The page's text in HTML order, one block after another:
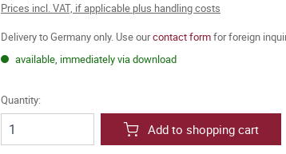
Prices incl. VAT, if applicable plus handling costs
Delivery to Germany only. Use ourcontact formfor foreign
available, immediately via download
Quantity:
Add to shopping cart